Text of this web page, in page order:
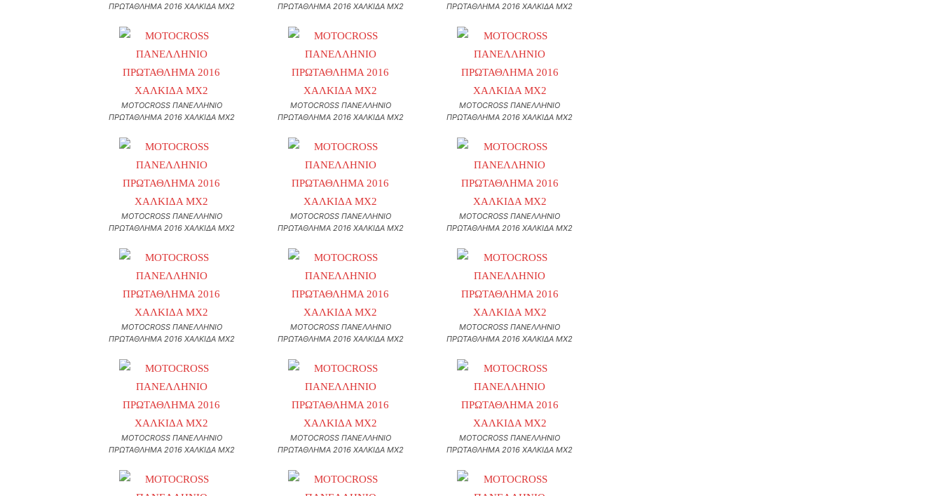
ΠΡΩΤΑΘΛΗΜΑ 2016 ΧΑΛΚΙΔΑ MX2
ΠΡΩΤΑΘΛΗΜΑ 2016 ΧΑΛΚΙΔΑ MX2
ΠΡΩΤΑΘΛΗΜΑ 2016 ΧΑΛΚΙΔΑ MX2
MOTOCROSS ΠΑΝΕΛΛΗΝΙΟ
ΠΡΩΤΑΘΛΗΜΑ 2016 ΧΑΛΚΙΔΑ MX2
MOTOCROSS ΠΑΝΕΛΛΗΝΙΟ
ΠΡΩΤΑΘΛΗΜΑ 2016 ΧΑΛΚΙΔΑ MX2
MOTOCROSS ΠΑΝΕΛΛΗΝΙΟ
ΠΡΩΤΑΘΛΗΜΑ 2016 ΧΑΛΚΙΔΑ MX2
MOTOCROSS ΠΑΝΕΛΛΗΝΙΟ
ΠΡΩΤΑΘΛΗΜΑ 2016 ΧΑΛΚΙΔΑ MX2
MOTOCROSS ΠΑΝΕΛΛΗΝΙΟ
ΠΡΩΤΑΘΛΗΜΑ 2016 ΧΑΛΚΙΔΑ MX2
MOTOCROSS ΠΑΝΕΛΛΗΝΙΟ
ΠΡΩΤΑΘΛΗΜΑ 2016 ΧΑΛΚΙΔΑ MX2
MOTOCROSS ΠΑΝΕΛΛΗΝΙΟ
ΠΡΩΤΑΘΛΗΜΑ 2016 ΧΑΛΚΙΔΑ MX2
MOTOCROSS ΠΑΝΕΛΛΗΝΙΟ
ΠΡΩΤΑΘΛΗΜΑ 2016 ΧΑΛΚΙΔΑ MX2
MOTOCROSS ΠΑΝΕΛΛΗΝΙΟ
ΠΡΩΤΑΘΛΗΜΑ 2016 ΧΑΛΚΙΔΑ MX2
MOTOCROSS ΠΑΝΕΛΛΗΝΙΟ
ΠΡΩΤΑΘΛΗΜΑ 2016 ΧΑΛΚΙΔΑ MX2
MOTOCROSS ΠΑΝΕΛΛΗΝΙΟ
ΠΡΩΤΑΘΛΗΜΑ 2016 ΧΑΛΚΙΔΑ MX2
MOTOCROSS ΠΑΝΕΛΛΗΝΙΟ
ΠΡΩΤΑΘΛΗΜΑ 2016 ΧΑΛΚΙΔΑ MX2